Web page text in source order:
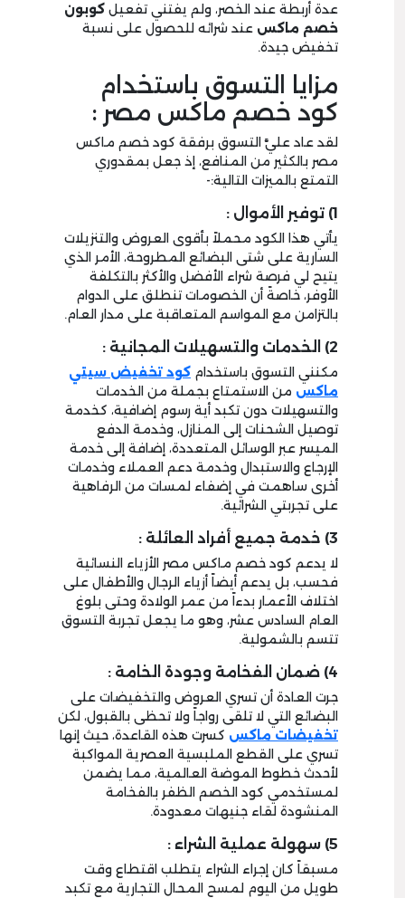
عدة أربطة عند الخصر، ولم يفتني تفعيل كوبون
خصم ماكس عند شرائه للحصول على نسبة
تخفيض جيدة.
مزايا التسوق باستخدام
كود خصم ماكس مصر :
لقد عاد عليَّ التسوق برفقة كود خصم ماكس
مصر بالكثير من المنافع، إذ جعل بمقدوري
التمتع بالميزات التالية:-
1) توفير الأموال :
يأتي هذا الكود محملاً بأقوى العروض والتنزيلات
السارية على شتى البضائع المطروحة، الأمر الذي
يتيح لي فرصة شراء الأفضل والأكثر بالتكلفة
الأوفر، خاصةً أن الخصومات تنطلق على الدوام
بالتزامن مع المواسم المتعاقبة على مدار العام.
2) الخدمات والتسهيلات المجانية :
مكنني التسوق باستخدام كود تخفيض سيتي
ماكس من الاستمتاع بجملة من الخدمات
والتسهيلات دون تكبد أية رسوم إضافية، كخدمة
توصيل الشحنات إلى المنازل، وخدمة الدفع
الميسر عبر الوسائل المتعددة، إضافة إلى خدمة
الإرجاع والاستبدال وخدمة دعم العملاء وخدمات
أخرى ساهمت في إضفاء لمسات من الرفاهية
على تجربتي الشرائية.
3) خدمة جميع أفراد العائلة :
لا يدعم كود خصم ماكس مصر الأزياء النسائية
فحسب، بل يدعم أيضاً أزياء الرجال والأطفال على
اختلاف الأعمار بدءاً من عمر الولادة وحتى بلوغ
العام السادس عشر، وهو ما يجعل تجربة التسوق
تتسم بالشمولية.
4) ضمان الفخامة وجودة الخامة :
جرت العادة أن تسري العروض والتخفيضات على
البضائع التي لا تلقى رواجاً ولا تحظى بالقبول، لكن
تخفيضات ماكس كسرت هذه القاعدة، حيث إنها
تسري على القطع الملبسية العصرية المواكبة
لأحدث خطوط الموضة العالمية، مما يضمن
لمستخدمي كود الخصم الظفر بالفخامة
المنشودة لقاء جنيهات معدودة.
5) سهولة عملية الشراء :
مسبقاً كان إجراء الشراء يتطلب اقتطاع وقت
طويل من اليوم لمسح المحال التجارية مع تكبد